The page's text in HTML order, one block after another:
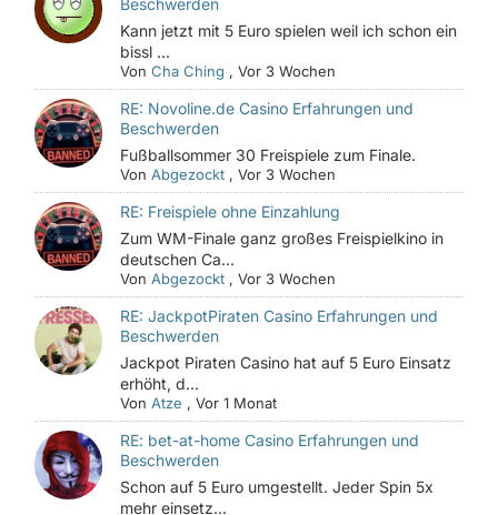
Beschwerden
Kann jetzt mit 5 Euro spielen weil ich schon ein
bissl ...
VonCha Ching ,Vor 3 Wochen
RE: Novoline.de Casino Erfahrungen und
Beschwerden
Fußballsommer 30 Freispiele zum Finale.
VonAbgezockt ,Vor 3 Wochen
RE: Freispiele ohne Einzahlung
Zum WM-Finale ganz großes Freispielkino in
deutschen Ca...
VonAbgezockt ,Vor 3 Wochen
RE: JackpotPiraten Casino Erfahrungen und
Beschwerden
Jackpot Piraten Casino hat auf 5 Euro Einsatz
erhöht, d...
VonAtze ,Vor 1 Monat
RE: bet-at-home Casino Erfahrungen und
Beschwerden
Schon auf 5 Euro umgestellt. Jeder Spin 5x
mehr einsetz...